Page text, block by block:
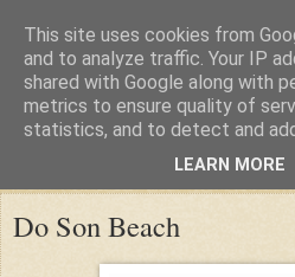
Thursday, 1 May 2014
Do Son Beach
This site uses cookies from
and to analyze traffic. Your IP
shared with Google along with
metrics to ensure quality of
statistics, and to detect and
LEARN MORE